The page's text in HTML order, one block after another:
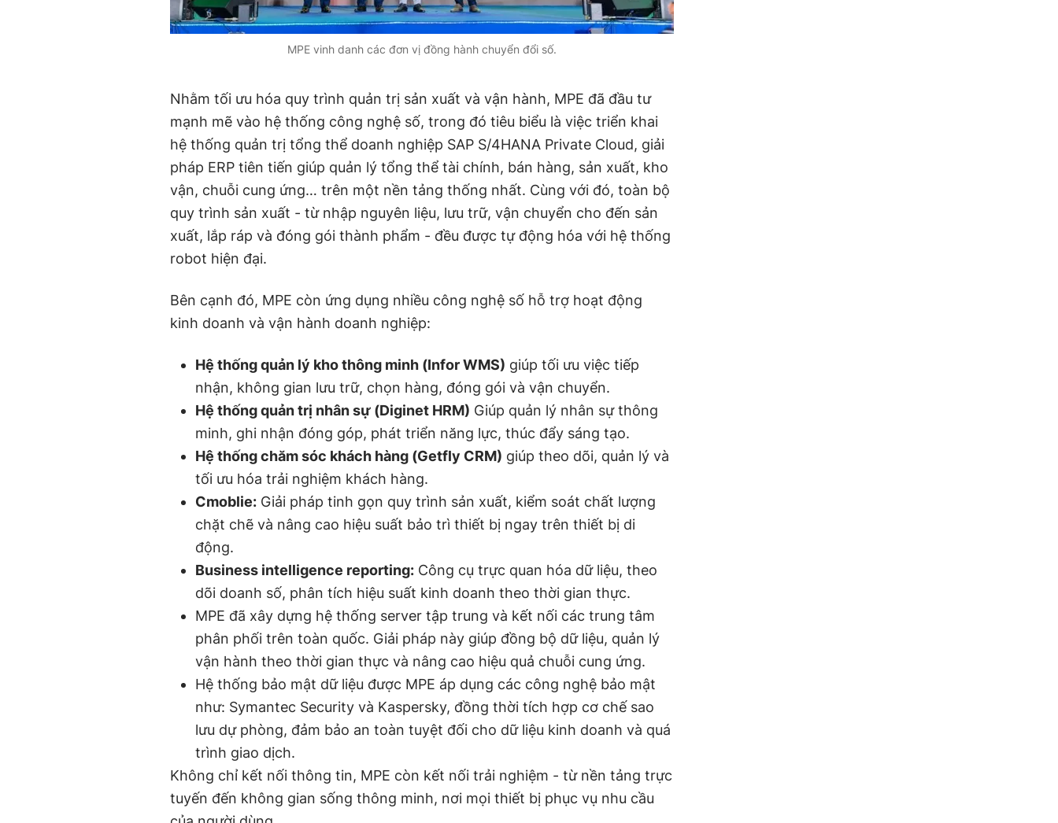
MPE vinh danh các đơn vị đồng hành chuyển đổi số.
Nhằm tối ưu hóa quy trình quản trị sản xuất và vận hành, MPE đã đầu tư
mạnh mẽ vào hệ thống công nghệ số, trong đó tiêu biểu là việc triển khai
hệ thống quản trị tổng thể doanh nghiệp SAP S/4HANA Private Cloud, giải
pháp ERP tiên tiến giúp quản lý tổng thể tài chính, bán hàng, sản xuất, kho
vận, chuỗi cung ứng… trên một nền tảng thống nhất. Cùng với đó, toàn bộ
quy trình sản xuất - từ nhập nguyên liệu, lưu trữ, vận chuyển cho đến sản
xuất, lắp ráp và đóng gói thành phẩm - đều được tự động hóa với hệ thống
robot hiện đại.
Bên cạnh đó, MPE còn ứng dụng nhiều công nghệ số hỗ trợ hoạt động
kinh doanh và vận hành doanh nghiệp:
Hệ thống quản lý kho thông minh (Infor WMS) giúp tối ưu việc tiếp
nhận, không gian lưu trữ, chọn hàng, đóng gói và vận chuyển.
Hệ thống quản trị nhân sự (Diginet HRM) Giúp quản lý nhân sự thông
minh, ghi nhận đóng góp, phát triển năng lực, thúc đẩy sáng tạo.
Hệ thống chăm sóc khách hàng (Getfly CRM) giúp theo dõi, quản lý và
tối ưu hóa trải nghiệm khách hàng.
Cmoblie: Giải pháp tinh gọn quy trình sản xuất, kiểm soát chất lượng
chặt chẽ và nâng cao hiệu suất bảo trì thiết bị ngay trên thiết bị di
động.
Business intelligence reporting: Công cụ trực quan hóa dữ liệu, theo
dõi doanh số, phân tích hiệu suất kinh doanh theo thời gian thực.
MPE đã xây dựng hệ thống server tập trung và kết nối các trung tâm
phân phối trên toàn quốc. Giải pháp này giúp đồng bộ dữ liệu, quản lý
vận hành theo thời gian thực và nâng cao hiệu quả chuỗi cung ứng.
Hệ thống bảo mật dữ liệu được MPE áp dụng các công nghệ bảo mật
như: Symantec Security và Kaspersky, đồng thời tích hợp cơ chế sao
lưu dự phòng, đảm bảo an toàn tuyệt đối cho dữ liệu kinh doanh và quá
trình giao dịch.
Không chỉ kết nối thông tin, MPE còn kết nối trải nghiệm - từ nền tảng trực
tuyến đến không gian sống thông minh, nơi mọi thiết bị phục vụ nhu cầu